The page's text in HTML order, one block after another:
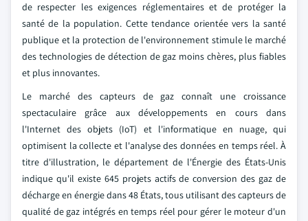
de respecter les exigences réglementaires et de protéger la
santé de la population. Cette tendance orientée vers la santé
publique et la protection de l'environnement stimule le marché
des technologies de détection de gaz moins chères, plus fiables
et plus innovantes.
Le marché des capteurs de gaz connaît une croissance
spectaculaire grâce aux développements en cours dans
l'Internet des objets (IoT) et l'informatique en nuage, qui
optimisent la collecte et l'analyse des données en temps réel. À
titre d'illustration, le département de l'Énergie des États-Unis
indique qu'il existe 645 projets actifs de conversion des gaz de
décharge en énergie dans 48 États, tous utilisant des capteurs de
qualité de gaz intégrés en temps réel pour gérer le moteur d'un